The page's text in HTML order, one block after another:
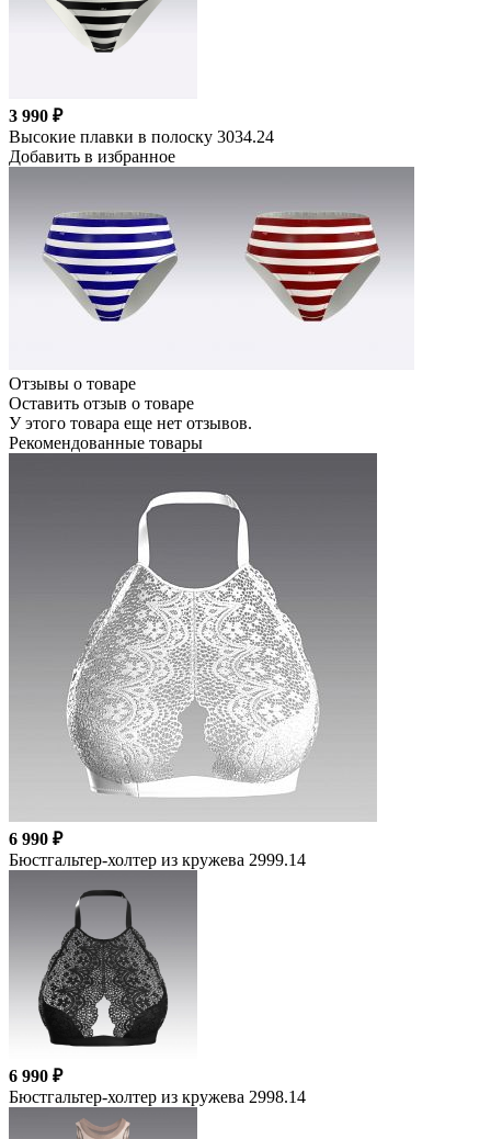
3 990 ₽
Высокие плавки в полоску 3034.24
Добавить в избранное
Отзывы о товаре
Оставить отзыв о товаре
У этого товара еще нет отзывов.
Рекомендованные товары
6 990 ₽
Бюстгальтер-холтер из кружева 2999.14
6 990 ₽
Бюстгальтер-холтер из кружева 2998.14